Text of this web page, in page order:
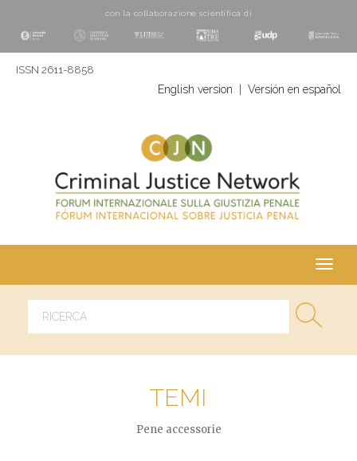
con la collaborazione scientifica di
ISSN 2611-8858
English version Versión en español
TEMI
Pene accessorie